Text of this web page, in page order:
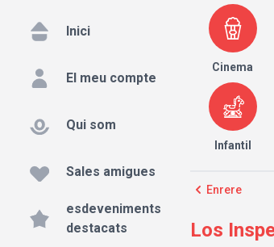
Inici
El meu compte
Qui som
Sales amigues
esdeveniments
destacats
Cinema
Infantil
Enrere
Los